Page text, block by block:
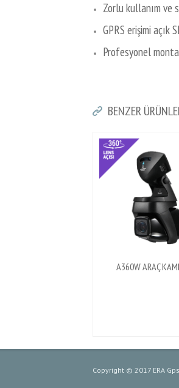
Zorlu kullanım ve
GPRS erişimi açık
Profesyonel
BENZER
A360W ARAÇ
Copyright © 2017 ERA